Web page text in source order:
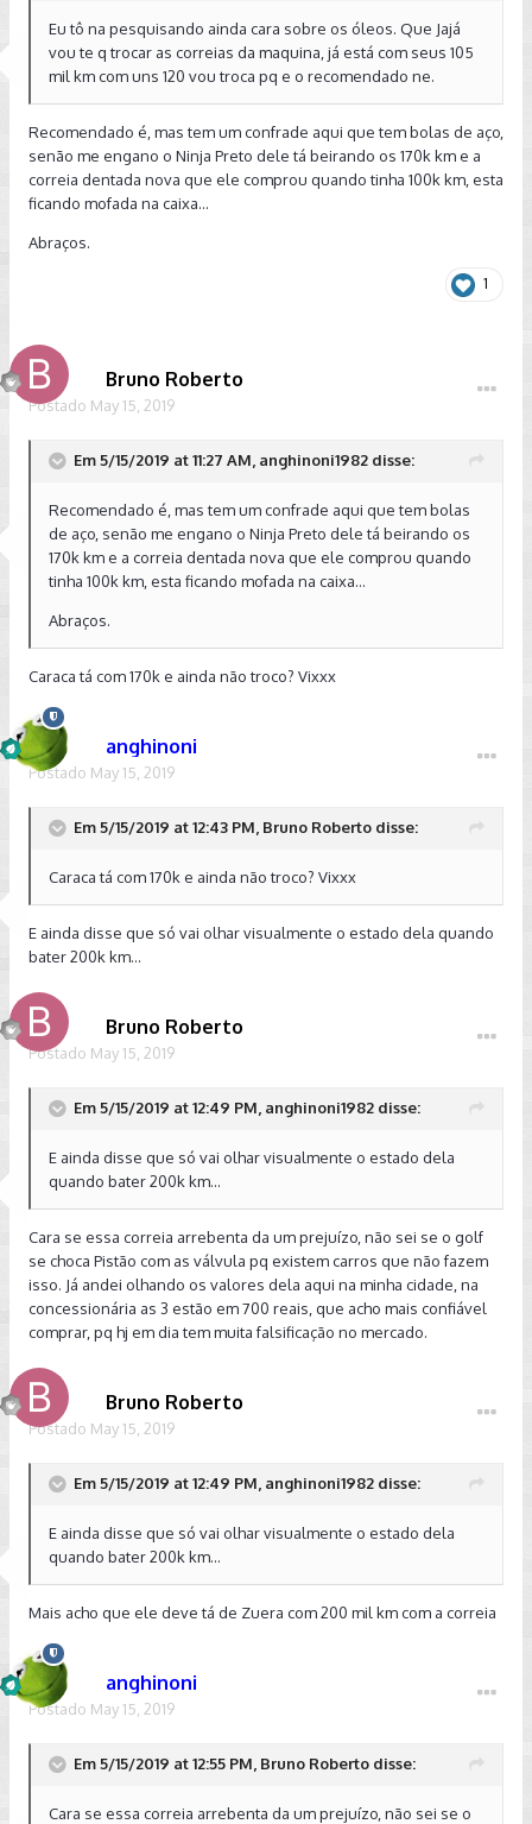
Eu tô na pesquisando ainda cara sobre os óleos. Que Jajá
vou te q trocar as correias da maquina, já está com seus 105
mil km com uns 120 vou troca pq e o recomendado ne.
Recomendado é, mas tem um confrade aqui que tem bolas de aço,
senão me engano o Ninja Preto dele tá beirando os 170k km e a
correia dentada nova que ele comprou quando tinha 100k km, esta
ficando mofada na caixa...
Abraços.
1
Bruno Roberto
Postado May 15, 2019
Em 5/15/2019 at 11:27 AM, anghinoni1982 disse:
Recomendado é, mas tem um confrade aqui que tem bolas
de aço, senão me engano o Ninja Preto dele tá beirando os
170k km e a correia dentada nova que ele comprou quando
tinha 100k km, esta ficando mofada na caixa...
Abraços.
Caraca tá com 170k e ainda não troco? Vixxx
anghinoni
Postado May 15, 2019
Em 5/15/2019 at 12:43 PM, Bruno Roberto disse:
Caraca tá com 170k e ainda não troco? Vixxx
E ainda disse que só vai olhar visualmente o estado dela quando
bater 200k km...
Bruno Roberto
Postado May 15, 2019
Em 5/15/2019 at 12:49 PM, anghinoni1982 disse:
E ainda disse que só vai olhar visualmente o estado dela
quando bater 200k km...
Cara se essa correia arrebenta da um prejuízo, não sei se o golf
se choca Pistão com as válvula pq existem carros que não fazem
isso. Já andei olhando os valores dela aqui na minha cidade, na
concessionária as 3 estão em 700 reais, que acho mais confiável
comprar, pq hj em dia tem muita falsificação no mercado.
Bruno Roberto
Postado May 15, 2019
Em 5/15/2019 at 12:49 PM, anghinoni1982 disse:
E ainda disse que só vai olhar visualmente o estado dela
quando bater 200k km...
Mais acho que ele deve tá de Zuera com 200 mil km com a correia
anghinoni
Postado May 15, 2019
Em 5/15/2019 at 12:55 PM, Bruno Roberto disse:
Cara se essa correia arrebenta da um prejuízo, não sei se o